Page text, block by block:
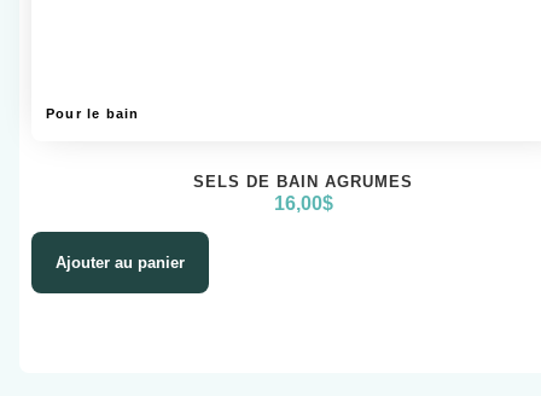
Pour le bain
SELS DE BAIN AGRUMES
16,00$
Ajouter au panier